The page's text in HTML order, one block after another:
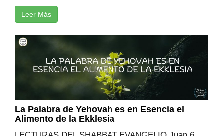
Leer Más
La Palabra de Yehovah es en Esencia el
Alimento de la Ekklesia